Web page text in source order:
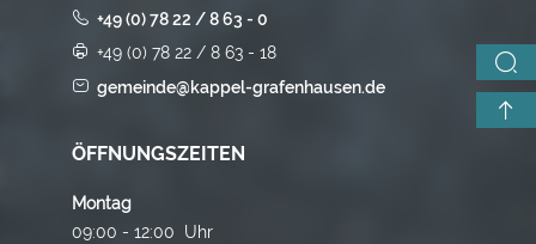
+49 (0) 78 22 / 8 63 - 0
+49 (0) 78 22 / 8 63 - 18
gemeinde@kappel-grafenhausen.de
ÖFFNUNGSZEITEN
Montag
09:00 - 12:00 Uhr